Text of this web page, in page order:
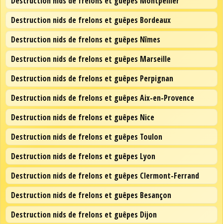
Destruction nids de frelons et guêpes Bordeaux
Destruction nids de frelons et guêpes Nîmes
Destruction nids de frelons et guêpes Marseille
Destruction nids de frelons et guêpes Perpignan
Destruction nids de frelons et guêpes Aix-en-Provence
Destruction nids de frelons et guêpes Nice
Destruction nids de frelons et guêpes Toulon
Destruction nids de frelons et guêpes Lyon
Destruction nids de frelons et guêpes Clermont-Ferrand
Destruction nids de frelons et guêpes Besançon
Destruction nids de frelons et guêpes Dijon